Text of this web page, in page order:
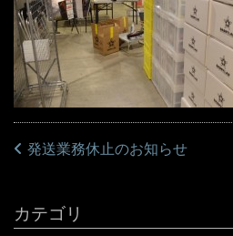
投稿ナビゲーション
発送業務休止のお知らせ
カテゴリ